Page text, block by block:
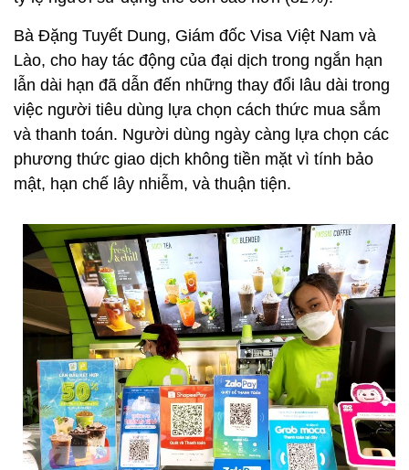
Bà Đặng Tuyết Dung, Giám đốc Visa Việt Nam và
Lào, cho hay tác động của đại dịch trong ngắn hạn
lẫn dài hạn đã dẫn đến những thay đổi lâu dài trong
việc người tiêu dùng lựa chọn cách thức mua sắm
và thanh toán. Người dùng ngày càng lựa chọn các
phương thức giao dịch không tiền mặt vì tính bảo
mật, hạn chế lây nhiễm, và thuận tiện.